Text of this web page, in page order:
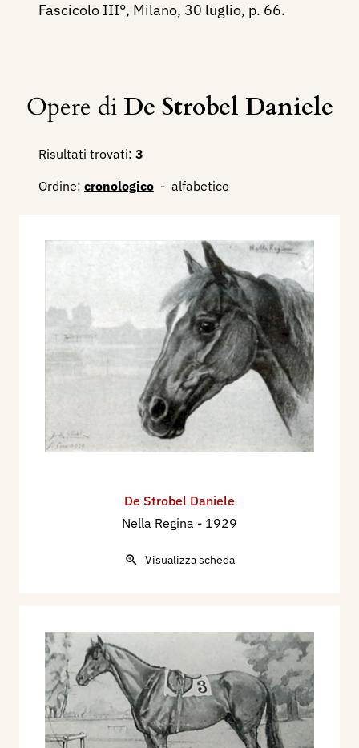
Fascicolo III°, Milano, 30 luglio, p. 66.
Opere diDe Strobel Daniele
Risultati trovati: 3
Ordine: cronologico - alfabetico
De Strobel Daniele
Nella Regina - 1929
Visualizza scheda